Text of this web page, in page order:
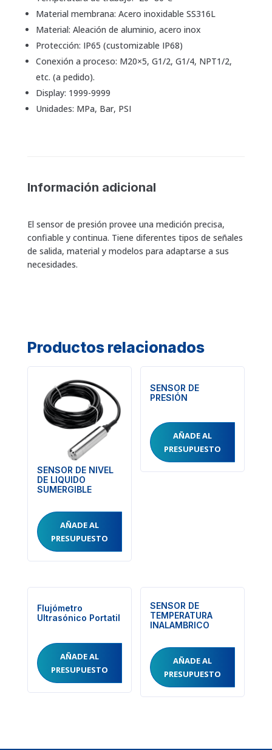
Material membrana: Acero inoxidable SS316L
Material: Aleación de aluminio, acero inox
Protección: IP65 (customizable IP68)
Conexión a proceso: M20×5, G1/2, G1/4, NPT1/2,
etc. (a pedido).
Display: 1999-9999
Unidades: MPa, Bar, PSI
Información adicional
El sensor de presión provee una medición precisa,
confiable y continua. Tiene diferentes tipos de señales
de salida, material y modelos para adaptarse a sus
necesidades.
Productos relacionados
SENSOR DE NIVEL
DE LIQUIDO
SUMERGIBLE
AÑADE AL
PRESUPUESTO
SENSOR DE
PRESIÓN
AÑADE AL
PRESUPUESTO
Flujómetro
Ultrasónico Portatil
AÑADE AL
PRESUPUESTO
SENSOR DE
TEMPERATURA
INALAMBRICO
AÑADE AL
PRESUPUESTO